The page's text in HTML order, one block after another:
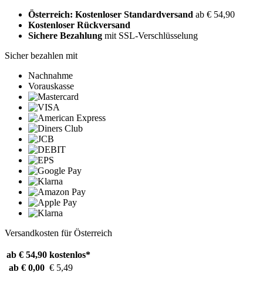
Österreich: Kostenloser Standardversand ab € 54,90
Kostenloser Rückversand
Sichere Bezahlung mit SSL-Verschlüsselung
Sicher bezahlen mit
Nachnahme
Vorauskasse
Versandkosten für Österreich
ab € 54,90 kostenlos*
ab € 0,00 € 5,49